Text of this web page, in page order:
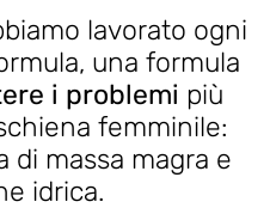
lavorato ogni
una formula
i problemi più
femminile:
di massa magra e
idrica.